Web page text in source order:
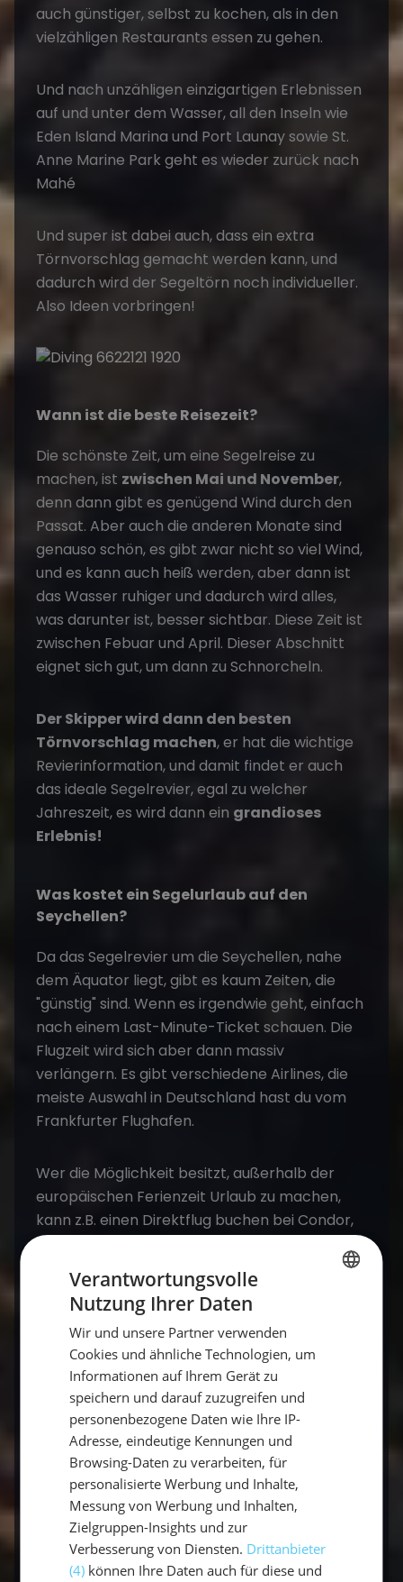
auch günstiger, selbst zu kochen, als in den
vielzähligen Restaurants essen zu gehen.
Und nach unzähligen einzigartigen Erlebnissen
auf und unter dem Wasser, all den Inseln wie
Eden Island Marina und Port Launay sowie St.
Anne Marine Park geht es wieder zurück nach
Mahé
Und super ist dabei auch, dass ein extra
Törnvorschlag gemacht werden kann, und
dadurch wird der Segeltörn noch individueller.
Also Ideen vorbringen!
Wann ist die beste Reisezeit?
Die schönste Zeit, um eine Segelreise zu
machen, ist zwischen Mai und November,
denn dann gibt es genügend Wind durch den
Passat. Aber auch die anderen Monate sind
genauso schön, es gibt zwar nicht so viel Wind,
und es kann auch heiß werden, aber dann ist
das Wasser ruhiger und dadurch wird alles,
was darunter ist, besser sichtbar. Diese Zeit ist
zwischen Febuar und April. Dieser Abschnitt
eignet sich gut, um dann zu Schnorcheln.
Der Skipper wird dann den besten
Törnvorschlag machen, er hat die wichtige
Revierinformation, und damit findet er auch
das ideale Segelrevier, egal zu welcher
Jahreszeit, es wird dann ein grandioses
Erlebnis!
Was kostet ein Segelurlaub auf den
Seychellen?
Da das Segelrevier um die Seychellen, nahe
dem Äquator liegt, gibt es kaum Zeiten, die
"günstig" sind. Wenn es irgendwie geht, einfach
nach einem Last-Minute-Ticket schauen. Die
Flugzeit wird sich aber dann massiv
verlängern. Es gibt verschiedene Airlines, die
meiste Auswahl in Deutschland hast du vom
Frankfurter Flughafen.
Wer die Möglichkeit besitzt, außerhalb der
europäischen Ferienzeit Urlaub zu machen,
kann z.B. einen Direktflug buchen bei Condor,
der Gesamtflug würde zwischen 9 und 10
Stunden dauern. Damit würde die Segelreise
für 7 Tage zwischen 1380 € und 2000 € pro
Person, plus Flug betragen. Nicht zu vergessen
ist die Bordkasse während des Segeltörn. Mit
der Bordkasse werden unter anderem die
Verpflegung, Hafengebühren und Diesel
bezahlt.
Verschiedene Ausflüge belasten den
Geldbeutel zwar auch noch, aber auf diese
sollte man trotzdem nicht verzichten!
Gibt es gefahren auf den Seychellen?
Verantwortungsvolle
Nutzung Ihrer Daten
Wir und unsere Partner verwenden
Cookies und ähnliche Technologien, um
Informationen auf Ihrem Gerät zu
speichern und darauf zuzugreifen und
personenbezogene Daten wie Ihre IP-
Adresse, eindeutige Kennungen und
Browsing-Daten zu verarbeiten, für
personalisierte Werbung und Inhalte,
Messung von Werbung und Inhalten,
Zielgruppen-Insights und zur
Verbesserung von Diensten. Drittanbieter
(4) können Ihre Daten auch für diese und